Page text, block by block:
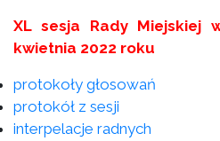
XL sesja Rady Miejskiej
kwietnia 2022 roku
protokoły głosowań
protokół z sesji
interpelacje radnych